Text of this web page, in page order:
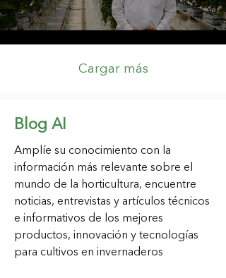
Cargar más
Blog AI
Amplíe su conocimiento con la
información más relevante sobre el
mundo de la horticultura, encuentre
noticias, entrevistas y artículos técnicos
e informativos de los mejores
productos, innovación y tecnologías
para cultivos en invernaderos